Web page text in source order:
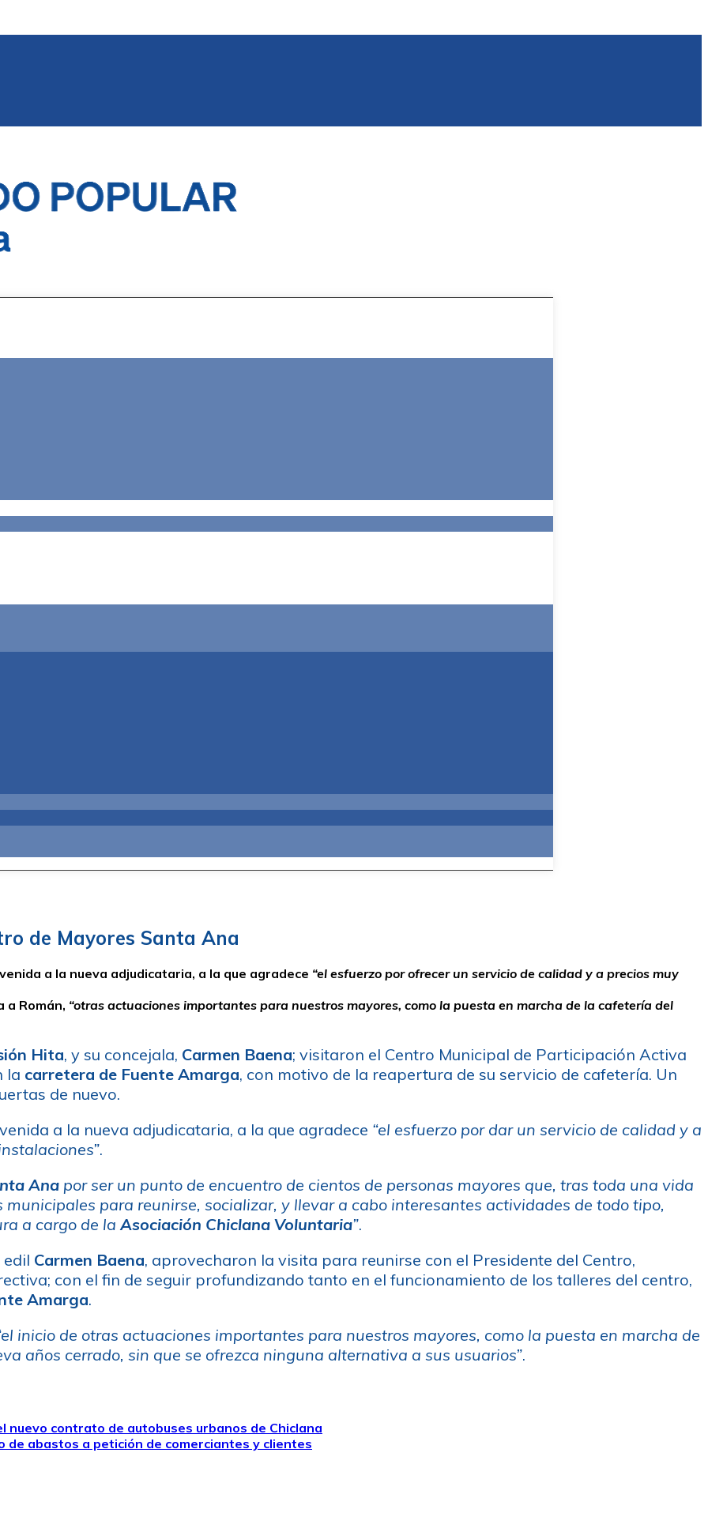
de Mayores Santa Ana
a la nueva adjudicataria, a la que agradece “el esfuerzo por ofrecer un servicio de calidad y a precios muy
a Román, “otras actuaciones importantes para nuestros mayores, como la puesta en marcha de la cafetería del
Hita, y su concejala, Carmen Baena; visitaron el Centro Municipal de Participación Activa
la carretera de Fuente Amarga, con motivo de la reapertura de su servicio de cafetería. Un
de nuevo.
a la nueva adjudicataria, a la que agradece “el esfuerzo por dar un servicio de calidad y a
.
Ana por ser un punto de encuentro de cientos de personas mayores que, tras toda una vida
para reunirse, socializar, y llevar a cabo interesantes actividades de todo tipo,
a cargo de la Asociación Chiclana Voluntaria”.
Carmen Baena, aprovecharon la visita para reunirse con el Presidente del Centro,
con el fin de seguir profundizando tanto en el funcionamiento de los talleres del centro,
Amarga.
inicio de otras actuaciones importantes para nuestros mayores, como la puesta en marcha de
años cerrado, sin que se ofrezca ninguna alternativa a sus usuarios”.
nuevo contrato de autobuses urbanos de Chiclana
de abastos a petición de comerciantes y clientes